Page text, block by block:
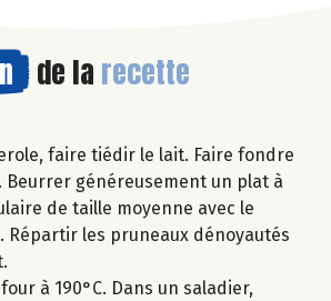
de la recette
faire tiédir le lait. Faire fondre
Beurrer généreusement un plat à
de taille moyenne avec le
Répartir les pruneaux dénoyautés
à 190°C. Dans un saladier,